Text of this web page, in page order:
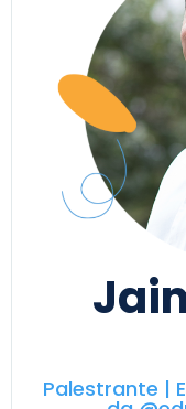
Palestrante |